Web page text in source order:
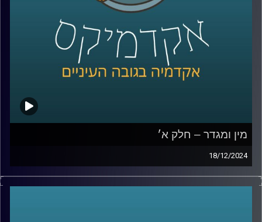
מין ומגדר – חלק א׳
18/12/2024
בפרק הזה נצלול לתחום מרתק שנוגע בכולנו אבל לא תמיד
אנחנו חושבים עליו: כיצד השפעות מגדריות יכולות לעצב את